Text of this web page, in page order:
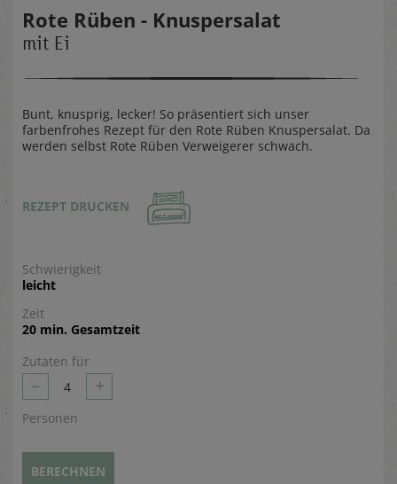
Rote Rüben - Knuspersalat
mit Ei
Bunt, knusprig, lecker! So präsentiert sich unser
farbenfrohes Rezept für den Rote Rüben Knuspersalat. Da
werden selbst Rote Rüben Verweigerer schwach.
REZEPT DRUCKEN
Schwierigkeit
leicht
Zeit
20 min. Gesamtzeit
Zutaten für
– 4 +
Personen
BERECHNEN